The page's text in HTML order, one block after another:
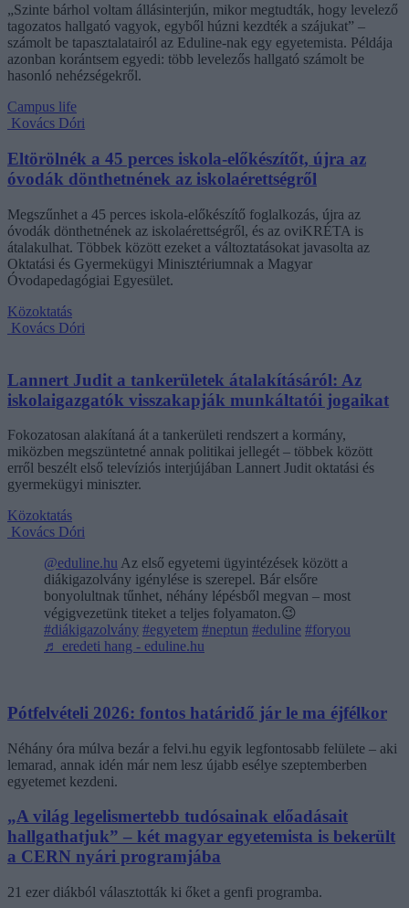
„Szinte bárhol voltam állásinterjún, mikor megtudták, hogy levelező
tagozatos hallgató vagyok, egyből húzni kezdték a szájukat” –
számolt be tapasztalatairól az Eduline-nak egy egyetemista. Példája
azonban korántsem egyedi: több levelezős hallgató számolt be
hasonló nehézségekről.
Campus life
Kovács Dóri
Eltörölnék a 45 perces iskola-előkészítőt, újra az
óvodák dönthetnének az iskolaérettségről
Megszűnhet a 45 perces iskola-előkészítő foglalkozás, újra az
óvodák dönthetnének az iskolaérettségről, és az oviKRÉTA is
átalakulhat. Többek között ezeket a változtatásokat javasolta az
Oktatási és Gyermekügyi Minisztériumnak a Magyar
Óvodapedagógiai Egyesület.
Közoktatás
Kovács Dóri
Lannert Judit a tankerületek átalakításáról: Az
iskolaigazgatók visszakapják munkáltatói jogaikat
Fokozatosan alakítaná át a tankerületi rendszert a kormány,
miközben megszüntetné annak politikai jellegét – többek között
erről beszélt első televíziós interjújában Lannert Judit oktatási és
gyermekügyi miniszter.
Közoktatás
Kovács Dóri
@eduline.hu Az első egyetemi ügyintézések között a
diákigazolvány igénylése is szerepel. Bár elsőre
bonyolultnak tűnhet, néhány lépésből megvan – most
végigvezetünk titeket a teljes folyamaton.😉
#diákigazolvány #egyetem #neptun #eduline #foryou
♬ eredeti hang - eduline.hu
Pótfelvételi 2026: fontos határidő jár le ma éjfélkor
Néhány óra múlva bezár a felvi.hu egyik legfontosabb felülete – aki
lemarad, annak idén már nem lesz újabb esélye szeptemberben
egyetemet kezdeni.
„A világ legelismertebb tudósainak előadásait
hallgathatjuk” – két magyar egyetemista is bekerült
a CERN nyári programjába
21 ezer diákból választották ki őket a genfi programba.